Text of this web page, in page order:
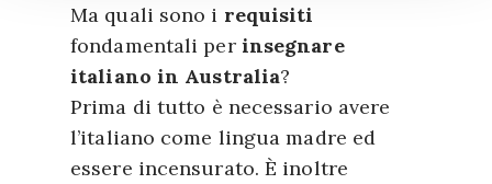
Ma quali sono i requisiti
fondamentali per insegnare
italiano in Australia?
Prima di tutto è necessario avere
l’italiano come lingua madre ed
essere incensurato. È inoltre